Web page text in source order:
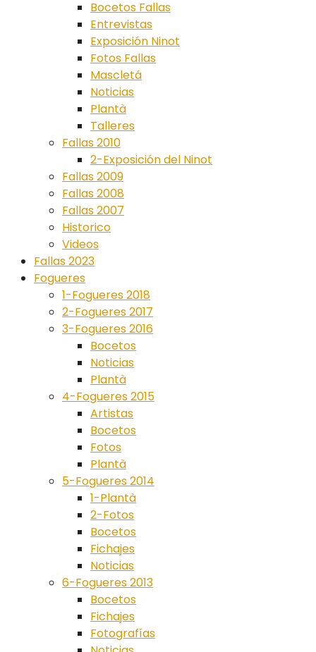
Bocetos Fallas
Entrevistas
Exposición Ninot
Fotos Fallas
Mascletá
Noticias
Plantà
Talleres
Fallas 2010
2-Exposición del Ninot
Fallas 2009
Fallas 2008
Fallas 2007
Historico
Videos
Fallas 2023
Fogueres
1-Fogueres 2018
2-Fogueres 2017
3-Fogueres 2016
Bocetos
Noticias
Plantà
4-Fogueres 2015
Artistas
Bocetos
Fotos
Plantà
5-Fogueres 2014
1-Plantà
2-Fotos
Bocetos
Fichajes
Noticias
6-Fogueres 2013
Bocetos
Fichajes
Fotografías